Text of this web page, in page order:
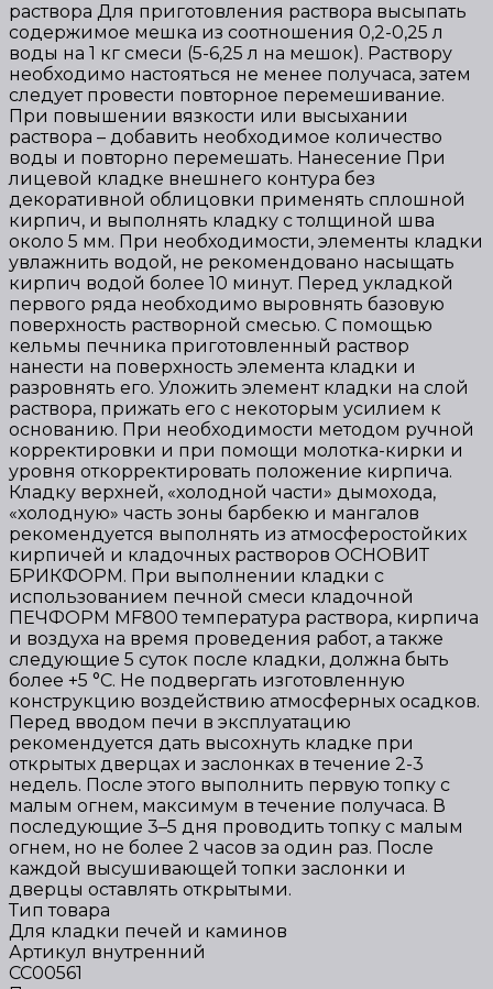
раствора Для приготовления раствора высыпать
содержимое мешка из соотношения 0,2-0,25 л
воды на 1 кг смеси (5-6,25 л на мешок). Раствору
необходимо настояться не менее получаса, затем
следует провести повторное перемешивание.
При повышении вязкости или высыхании
раствора – добавить необходимое количество
воды и повторно перемешать. Нанесение При
лицевой кладке внешнего контура без
декоративной облицовки применять сплошной
кирпич, и выполнять кладку с толщиной шва
около 5 мм. При необходимости, элементы кладки
увлажнить водой, не рекомендовано насыщать
кирпич водой более 10 минут. Перед укладкой
первого ряда необходимо выровнять базовую
поверхность растворной смесью. С помощью
кельмы печника приготовленный раствор
нанести на поверхность элемента кладки и
разровнять его. Уложить элемент кладки на слой
раствора, прижать его с некоторым усилием к
основанию. При необходимости методом ручной
корректировки и при помощи молотка-кирки и
уровня откорректировать положение кирпича.
Кладку верхней, «холодной части» дымохода,
«холодную» часть зоны барбекю и мангалов
рекомендуется выполнять из атмосферостойких
кирпичей и кладочных растворов ОСНОВИТ
БРИКФОРМ. При выполнении кладки с
использованием печной смеси кладочной
ПЕЧФОРМ МF800 температура раствора, кирпича
и воздуха на время проведения работ, а также
следующие 5 суток после кладки, должна быть
более +5 °С. Не подвергать изготовленную
конструкцию воздействию атмосферных осадков.
Перед вводом печи в эксплуатацию
рекомендуется дать высохнуть кладке при
открытых дверцах и заслонках в течение 2-3
недель. После этого выполнить первую топку с
малым огнем, максимум в течение получаса. В
последующие 3–5 дня проводить топку с малым
огнем, но не более 2 часов за один раз. После
каждой высушивающей топки заслонки и
дверцы оставлять открытыми.
Тип товара
Для кладки печей и каминов
Артикул внутренний
СС00561